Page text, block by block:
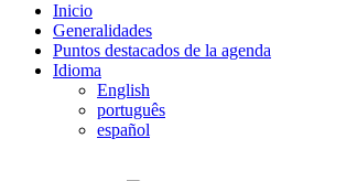
Inicio
Generalidades
Puntos destacados de la agenda
Idioma
English
português
español